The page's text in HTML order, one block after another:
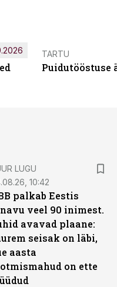
TARTU
Puidutööstuse
LUGU
10:42
palkab Eestis
veel 90 inimest.
avavad plaane:
seisak on läbi,
aasta
on ette